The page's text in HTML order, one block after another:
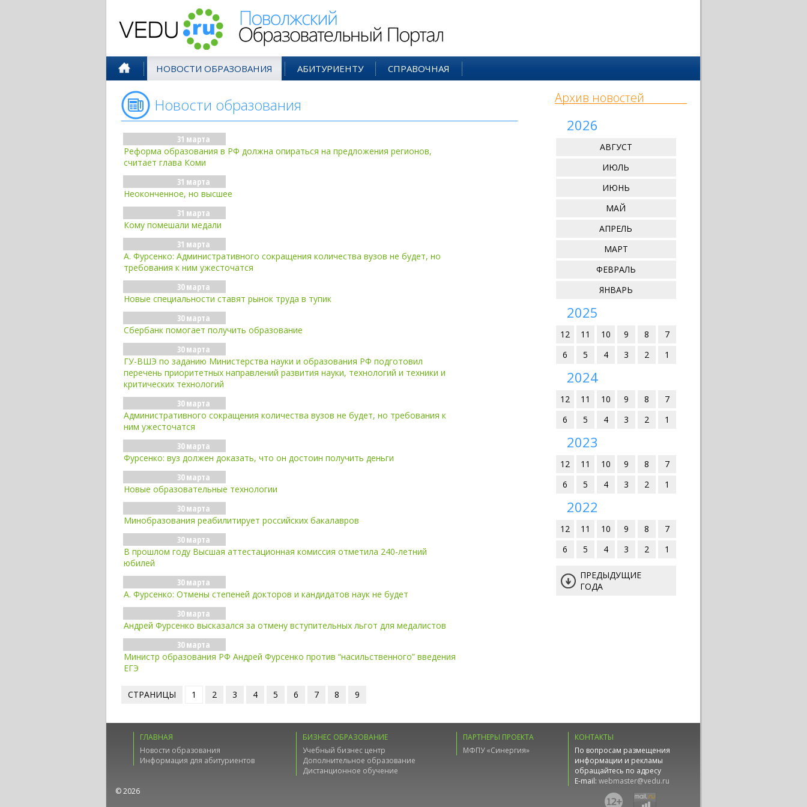
НОВОСТИ ОБРАЗОВАНИЯ АБИТУРИЕНТУ СПРАВОЧНАЯ
Новости образования
31 марта
Реформа образования в РФ должна опираться на предложения регионов,
считает глава Коми
31 марта
Неоконченное, но высшее
31 марта
Кому помешали медали
31 марта
А. Фурсенко: Административного сокращения количества вузов не будет, но
требования к ним ужесточатся
30 марта
Новые специальности ставят рынок труда в тупик
30 марта
Сбербанк помогает получить образование
30 марта
ГУ-ВШЭ по заданию Министерства науки и образования РФ подготовил
перечень приоритетных направлений развития науки, технологий и техники и
критических технологий
30 марта
Административного сокращения количества вузов не будет, но требования к
ним ужесточатся
30 марта
Фурсенко: вуз должен доказать, что он достоин получить деньги
30 марта
Новые образовательные технологии
30 марта
Минобразования реабилитирует российских бакалавров
30 марта
В прошлом году Высшая аттестационная комиссия отметила 240-летний
юбилей
30 марта
А. Фурсенко: Отмены степеней докторов и кандидатов наук не будет
30 марта
Андрей Фурсенко высказался за отмену вступительных льгот для медалистов
30 марта
Министр образования РФ Андрей Фурсенко против “насильственного” введения
ЕГЭ
СТРАНИЦЫ 1 2 3 4 5 6 7 8 9
Архив новостей
2026
АВГУСТ
ИЮЛЬ
ИЮНЬ
МАЙ
АПРЕЛЬ
МАРТ
ФЕВРАЛЬ
ЯНВАРЬ
2025
12 11 10 9 8
7
6
5 4 3 2 1
2024
12 11 10 9 8
7
6
5 4 3 2 1
2023
12 11 10 9 8
7
6
5 4 3 2 1
2022
12 11 10 9 8
7
6
5 4 3 2 1
ПРЕДЫДУЩИЕ
ГОДА
ГЛАВНАЯ
Новости образования
Информация для абитуриентов
БИЗНЕС ОБРАЗОВАНИЕ
Учебный бизнес центр
Дополнительное образование
Дистанционное обучение
ПАРТНЕРЫ ПРОЕКТА
МФПУ «Синергия»
КОНТАКТЫ
По вопросам размещения
информации и рекламы
обращайтесь по адресу
E-mail: webmaster@vedu.ru
© 2026